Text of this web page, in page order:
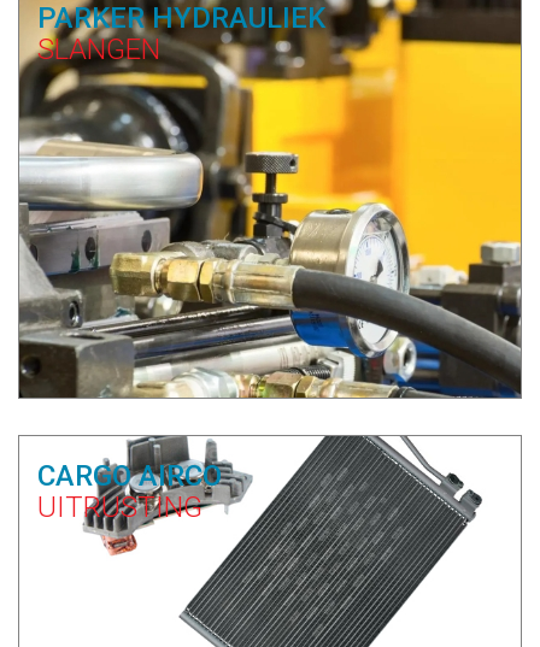
PARKER HYDRAULIEK
SLANGEN
CARGO AIRCO
UITRUSTING